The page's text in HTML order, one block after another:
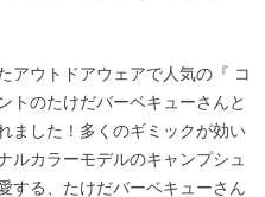
アウトドアウェアで人気の『 コ
トのたけだバーベキューさんと
ました！多くのギミックが効い
ルカラーモデルのキャンプシュ
する、たけだバーベキューさん